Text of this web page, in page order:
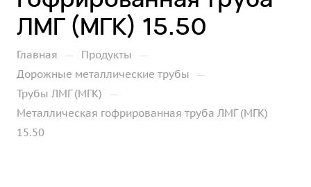
ЛМГ (МГК) 15.50
Главная — Продукты —
Дорожные металлические трубы —
Трубы ЛМГ (МГК) —
Металлическая гофрированная труба ЛМГ (МГК)
15.50